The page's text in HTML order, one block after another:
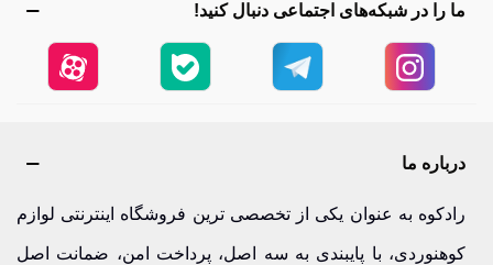
ما را در شبکه‌های اجتماعی دنبال کنید!
درباره ما
رادکوه به عنوان یکی از تخصصی ترین فروشگاه اینترنتی لوازم
کوهنوردی، با پایبندی به سه اصل، پرداخت امن، ضمانت اصل